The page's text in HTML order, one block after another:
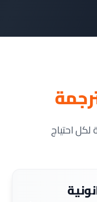
لكل احتياج